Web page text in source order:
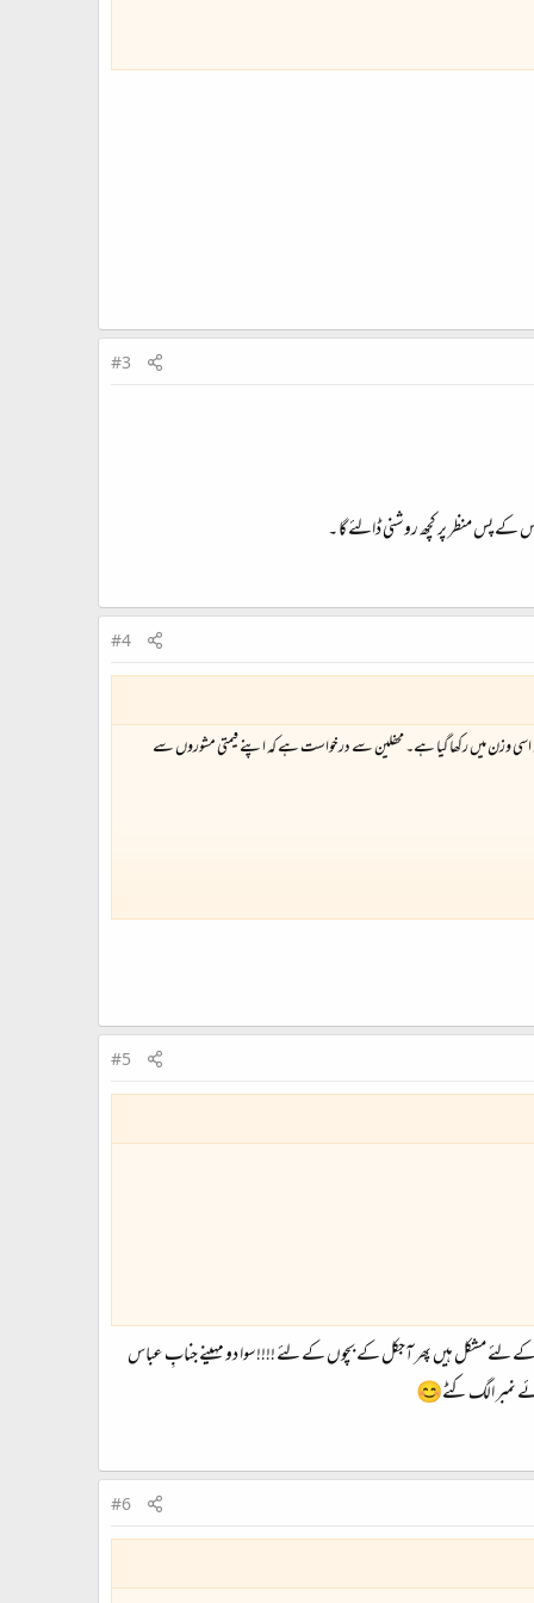
#3
پس منظر پر کچھ روشنی ڈالئے گا ۔
#4
وزن میں رکھا گیا ہے۔ محفلین سے درخواست ہے کہ اپنے قیمتی مشوروں سے
#5
کے لئے مشکل ہیں پھر آجکل کے بچوں کے لئے !!!!سوا دو مہینے جنابِ عباس
آئے نمبر الگ کٹے😊
#6